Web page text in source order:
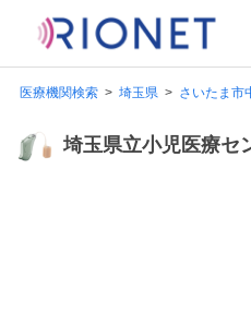
医療機関検索 埼玉県 さいたま市
埼玉県立小児医療セ